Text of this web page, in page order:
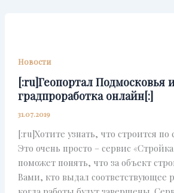
Новости
[:ru]Геопортал Подмосковья
градпроработка онлайн[:]
31.07.2019
[:ru]Хотите узнать, что строится по
Это очень просто ­– сервис
поможет понять, что за объект
Вами, кто выдал соответствующее